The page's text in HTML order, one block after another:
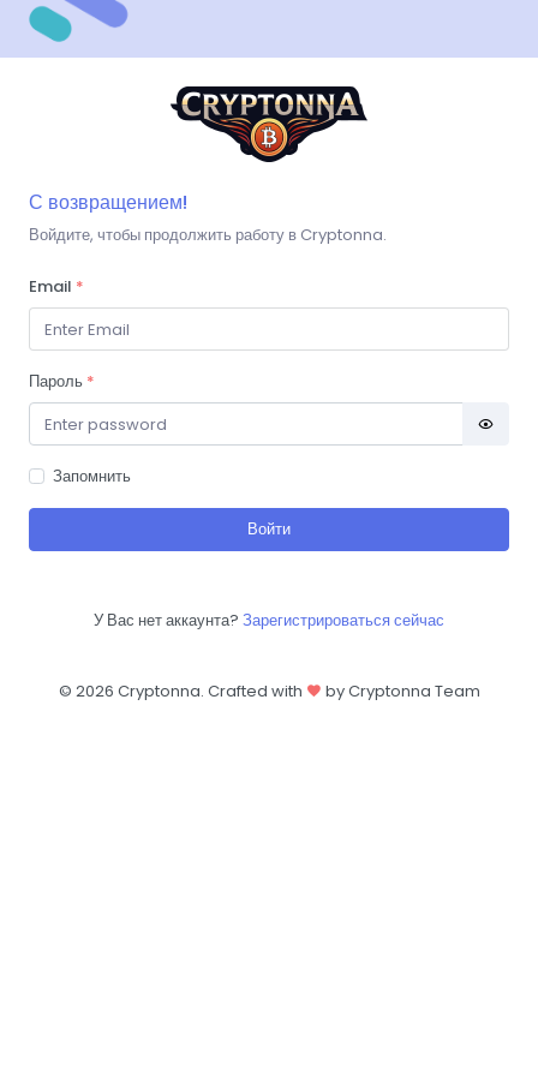
С возвращением!
Войдите, чтобы продолжить работу в Cryptonna.
Email *
Пароль *
Запомнить
Войти
У Вас нет аккаунта? Зарегистрироваться сейчас
© 2026 Cryptonna. Crafted with by Cryptonna Team